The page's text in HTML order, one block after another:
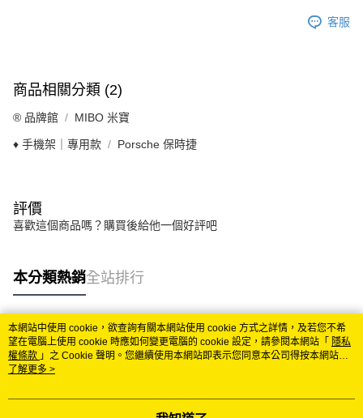
客服
商品相關分類 (2)
®️ 品牌館 MIBO 米寶
♦️ 手機架｜專用款 Porsche 保時捷
評價
喜歡這個商品嗎？購買後給他一個好評吧
本分類熱銷全站排行
熱門標籤
本網站中使用 cookie，欲查詢有關本網站使用 cookie 方式之詳情，及若您不希
望在電腦上使用 cookie 時應如何變更電腦的 cookie 設定，請參閱本網站「 隱私
權條款 」之 Cookie 聲明。您繼續使用本網站即表示您同意本公司得按本網站使
用條款之 Cookie 聲明使用 cookie。
了解更多 >